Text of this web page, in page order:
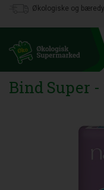
Økologiske og
Bind Super